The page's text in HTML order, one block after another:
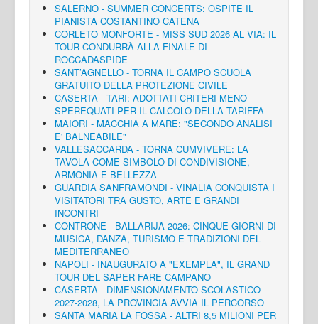
SALERNO - SUMMER CONCERTS: OSPITE IL
PIANISTA COSTANTINO CATENA
CORLETO MONFORTE - MISS SUD 2026 AL VIA: IL
TOUR CONDURRÀ ALLA FINALE DI
ROCCADASPIDE
SANT’AGNELLO - TORNA IL CAMPO SCUOLA
GRATUITO DELLA PROTEZIONE CIVILE
CASERTA - TARI: ADOTTATI CRITERI MENO
SPEREQUATI PER IL CALCOLO DELLA TARIFFA
MAIORI - MACCHIA A MARE: "SECONDO ANALISI
E' BALNEABILE"
VALLESACCARDA - TORNA CUMVIVERE: LA
TAVOLA COME SIMBOLO DI CONDIVISIONE,
ARMONIA E BELLEZZA
GUARDIA SANFRAMONDI - VINALIA CONQUISTA I
VISITATORI TRA GUSTO, ARTE E GRANDI
INCONTRI
CONTRONE - BALLARIJA 2026: CINQUE GIORNI DI
MUSICA, DANZA, TURISMO E TRADIZIONI DEL
MEDITERRANEO
NAPOLI - INAUGURATO A "EXEMPLA", IL GRAND
TOUR DEL SAPER FARE CAMPANO
CASERTA - DIMENSIONAMENTO SCOLASTICO
2027-2028, LA PROVINCIA AVVIA IL PERCORSO
SANTA MARIA LA FOSSA - ALTRI 8,5 MILIONI PER